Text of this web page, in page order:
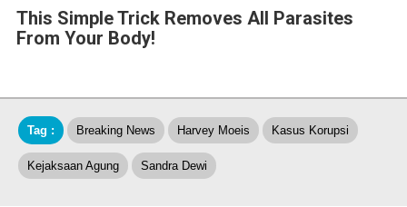
This Simple Trick Removes All Parasites
From Your Body!
Tag : Breaking News Harvey Moeis Kasus Korupsi
Kejaksaan Agung Sandra Dewi